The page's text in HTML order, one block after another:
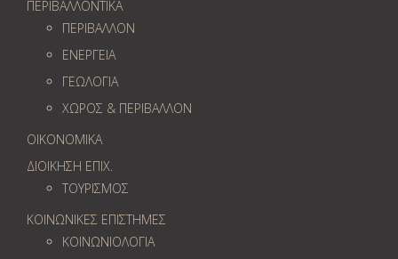
ΠΕΡΙΒΑΛΛΟΝΤΙΚΑ
ΠΕΡΙΒΑΛΛΟΝ
ΕΝΕΡΓΕΙΑ
ΓΕΩΛOΓΙΑ
ΧΩΡΟΣ & ΠΕΡΙΒΑΛΛΟΝ
ΟΙΚΟΝΟΜΙΚΑ
ΔΙΟΙΚΗΣΗ ΕΠΙΧ.
ΤΟΥΡΙΣΜΟΣ
ΚΟΙΝΩΝΙΚΕΣ ΕΠΙΣΤΗΜΕΣ
ΚΟΙΝΩΝΙΟΛΟΓΙΑ